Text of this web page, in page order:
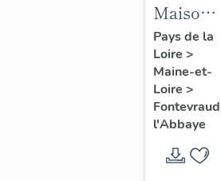
Maison,
126 rue
des
l'Abbaye
Pays de la
Loire >
Maine-et-
Loire >
l'Abbaye